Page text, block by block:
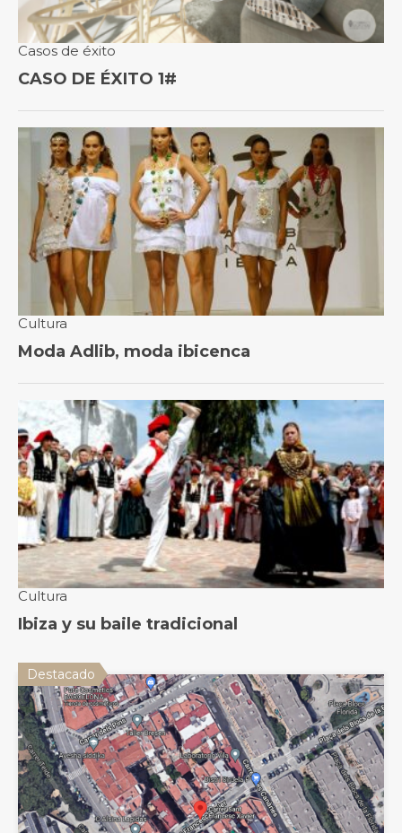
Destacado